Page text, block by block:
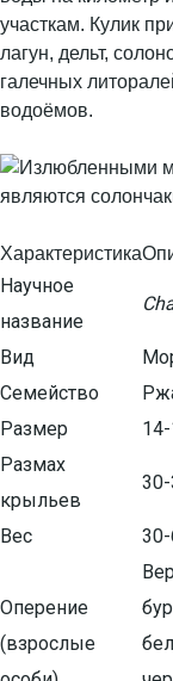
участкам. Кулик
лагун, дельт,
галечных
водоёмов.
Характеристика
Научное
название
Вид
Семейство
Размер
Размах
крыльев
Вес 30-
Оперение
(взрослые